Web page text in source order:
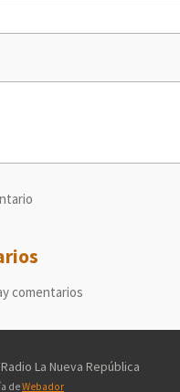
comentarios
La Nueva República
deWebador